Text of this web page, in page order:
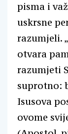
pisma i
uskrsne
razumjeli.
otvara
razumjeti
suprotno:
Isusova
ovome